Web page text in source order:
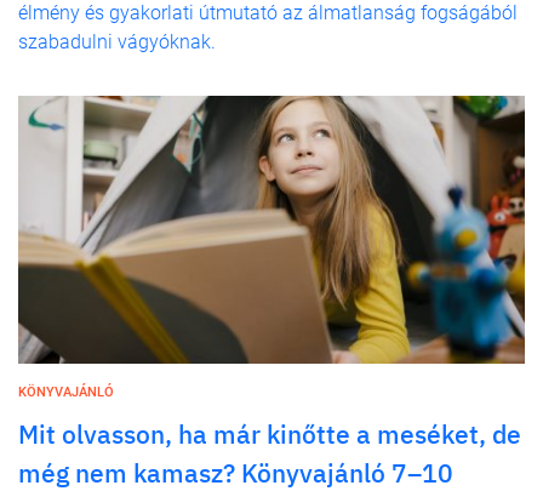
élmény és gyakorlati útmutató az álmatlanság fogságából
szabadulni vágyóknak.
KÖNYVAJÁNLÓ
Mit olvasson, ha már kinőtte a meséket, de
még nem kamasz? Könyvajánló 7–10